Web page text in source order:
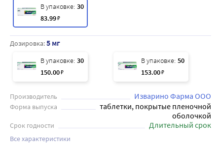
В упаковке: 30
83.99₽
Дозировка:5 мг
В упаковке: 30
150.00₽
В упаковке: 50
153.00₽
Производитель Изварино Фарма ООО
Форма выпуска
таблетки, покрытые пленочной
оболочкой
Срок годности Длительный срок
Все характеристики